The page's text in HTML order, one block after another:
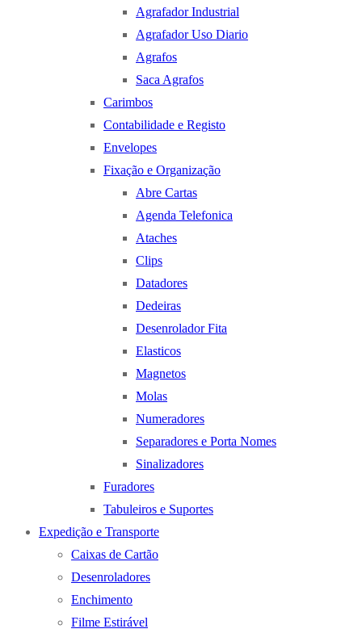
Agrafador Industrial
Agrafador Uso Diario
Agrafos
Saca Agrafos
Carimbos
Contabilidade e Registo
Envelopes
Fixação e Organização
Abre Cartas
Agenda Telefonica
Ataches
Clips
Datadores
Dedeiras
Desenrolador Fita
Elasticos
Magnetos
Molas
Numeradores
Separadores e Porta Nomes
Sinalizadores
Furadores
Tabuleiros e Suportes
Expedição e Transporte
Caixas de Cartão
Desenroladores
Enchimento
Filme Estirável